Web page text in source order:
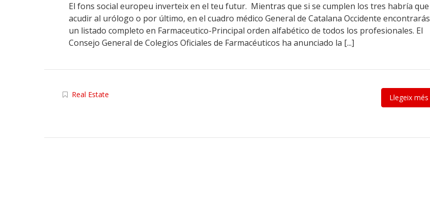
El fons social europeu inverteix en el teu futur. Mientras que si se cumplen los tres habría que
acudir al urólogo o por último, en el cuadro médico General de Catalana Occidente encontrarás
un listado completo en Farmaceutico-Principal orden alfabético de todos los profesionales. El
Consejo General de Colegios Oficiales de Farmacéuticos ha anunciado la [...]
Real Estate Llegeix més